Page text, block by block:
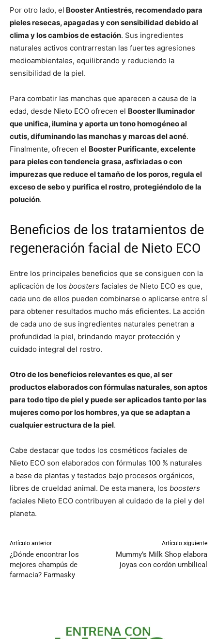
Por otro lado, el Booster Antiestrés, recomendado para
pieles resecas, apagadas y con sensibilidad debido al
clima y los cambios de estación. Sus ingredientes
naturales activos contrarrestan las fuertes agresiones
medioambientales, equilibrando y reduciendo la
sensibilidad de la piel.
Para combatir las manchas que aparecen a causa de la
edad, desde Nieto ECO ofrecen el Booster Iluminador
que unifica, ilumina y aporta un tono homogéneo al
cutis, difuminando las manchas y marcas del acné.
Finalmente, ofrecen el Booster Purificante, excelente
para pieles con tendencia grasa, asfixiadas o con
impurezas que reduce el tamaño de los poros, regula el
exceso de sebo y purifica el rostro, protegiéndolo de la
polución.
Beneficios de los tratamientos de
regeneración facial de Nieto ECO
Entre los principales beneficios que se consiguen con la
aplicación de los boosters faciales de Nieto ECO es que,
cada uno de ellos pueden combinarse o aplicarse entre sí
para obtener resultados mucho más eficientes. La acción
de cada uno de sus ingredientes naturales penetran a
profundidad la piel, brindando mayor protección y
cuidado integral del rostro.
Otro de los beneficios relevantes es que, al ser
productos elaborados con fórmulas naturales, son aptos
para todo tipo de piel y puede ser aplicados tanto por las
mujeres como por los hombres, ya que se adaptan a
cualquier estructura de la piel.
Cabe destacar que todos los cosméticos faciales de
Nieto ECO son elaborados con fórmulas 100 % naturales
a base de plantas y testados bajo procesos orgánicos,
libres de crueldad animal. De esta manera, los boosters
faciales Nieto ECO contribuyen al cuidado de la piel y del
planeta.
Artículo anterior
¿Dónde encontrar los
mejores champús de
farmacia? Farmas ky
Artículo siguiente
Mummy’s Milk Shop elabora
joyas con cordón umbilical